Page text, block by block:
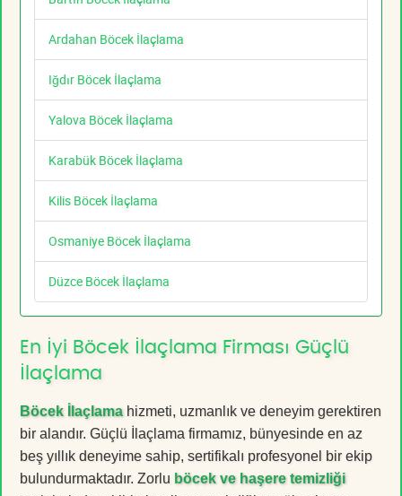
Ardahan Böcek İlaçlama
Iğdır Böcek İlaçlama
Yalova Böcek İlaçlama
Karabük Böcek İlaçlama
Kilis Böcek İlaçlama
Osmaniye Böcek İlaçlama
Düzce Böcek İlaçlama
En İyi Böcek İlaçlama Firması Güçlü
İlaçlama
Böcek İlaçlamahizmeti, uzmanlık ve deneyim gerektiren
bir alandır. Güçlü İlaçlama firmamız, bünyesinde en az
beş yıllık deneyime sahip, sertifikalı profesyonel bir ekip
bulundurmaktadır. Zorlu böcek ve haşere temizliği